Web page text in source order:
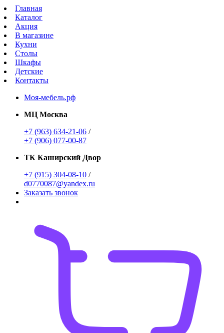
Главная
Каталог
Акция
В магазине
Кухни
Столы
Шкафы
Детские
Контакты
Моя-мебель.рф
МЦ Москва
+7 (963) 634-21-06 /
+7 (906) 077-00-87
ТК Каширский Двор
+7 (915) 304-08-10 /
d0770087@yandex.ru
Заказать звонок